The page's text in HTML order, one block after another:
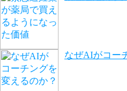
なぜAIがコー